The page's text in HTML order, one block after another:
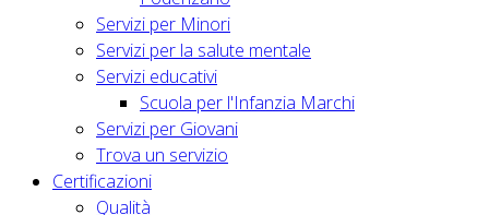
Servizi per Minori
Servizi per la salute mentale
Servizi educativi
Scuola per l'Infanzia Marchi
Servizi per Giovani
Trova un servizio
Certificazioni
Qualità